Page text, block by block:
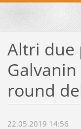
Altri due
round
22.05.2019 14:56